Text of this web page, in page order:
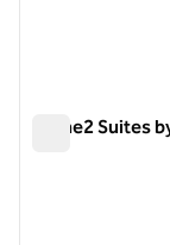
Home2 Suites